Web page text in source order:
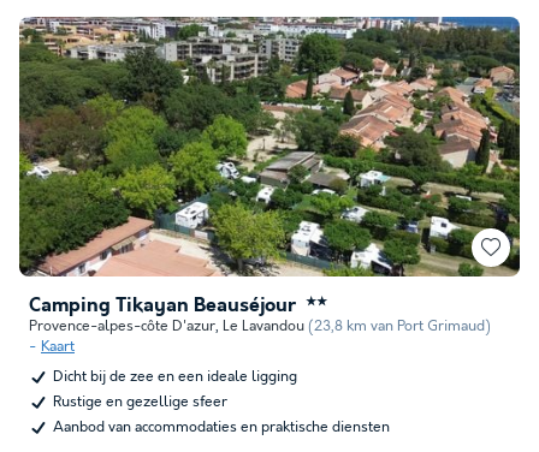
Camping Tikayan Beauséjour ★★
Provence-alpes-côte D'azur, Le Lavandou (23,8 km van Port Grimaud)
Kaart
Dicht bij de zee en een ideale ligging
Rustige en gezellige sfeer
Aanbod van accommodaties en praktische diensten